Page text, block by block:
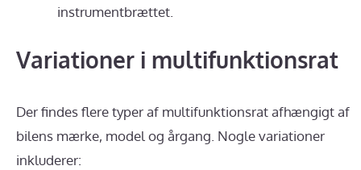
instrumentbrættet.
Variationer i multifunktionsrat
Der findes flere typer af multifunktionsrat afhængigt af
bilens mærke, model og årgang. Nogle variationer
inkluderer: